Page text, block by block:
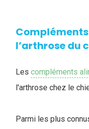
l’arthrose du
Les compléments
l'arthrose chez le
Parmi les plus